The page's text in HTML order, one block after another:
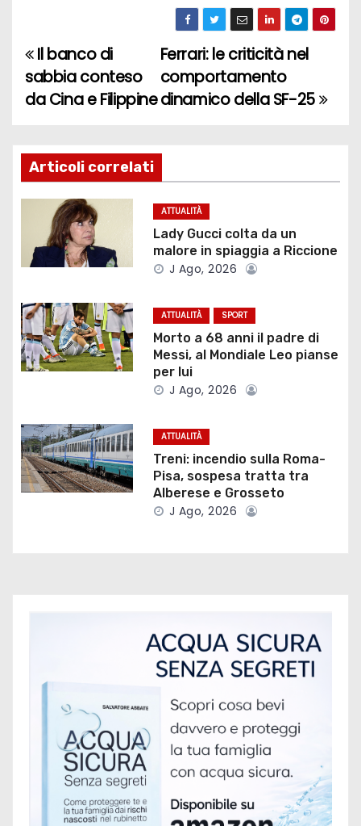
N
a
i
g
z
i
o
n
a
r
t
Ferrari: le criticità nel
comportamento
dinamico della SF-25
Il banco di
sabbia conteso
da Cina e Filippine
Articoli correlati
ATTUALITÀ
Lady Gucci colta da un
malore in spiaggia a Riccione
J Ago, 2026
ATTUALITÀ SPORT
Morto a 68 anni il padre di
Messi, al Mondiale Leo pianse
per lui
J Ago, 2026
ATTUALITÀ
Treni: incendio sulla Roma-
Pisa, sospesa tratta tra
Alberese e Grosseto
J Ago, 2026